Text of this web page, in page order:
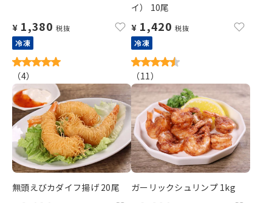
¥ 1,380 税抜
冷凍
（4）
イ） 10尾
¥ 1,420 税抜
冷凍
（11）
無頭えびカダイフ揚げ 20尾
ガーリックシュリンプ 1kg